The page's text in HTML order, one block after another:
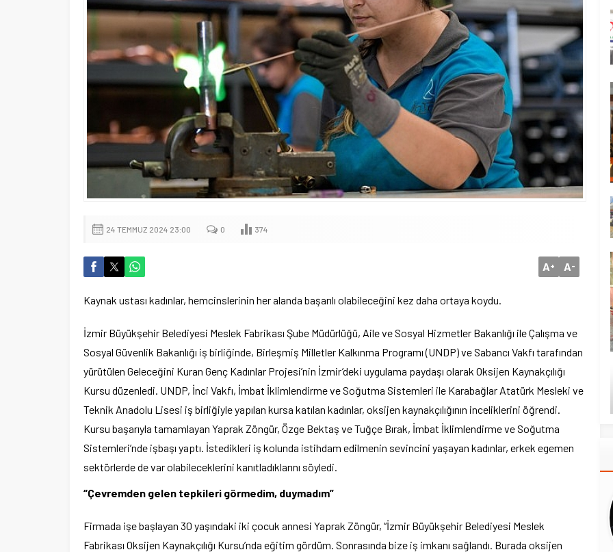
24 TEMMUZ 2024 23:00 0 374
A+ A-
Kaynak ustası kadınlar, hemcinslerinin her alanda başarılı olabileceğini kez daha ortaya koydu.
İzmir Büyükşehir Belediyesi Meslek Fabrikası Şube Müdürlüğü, Aile ve Sosyal Hizmetler Bakanlığı ile Çalışma ve
Sosyal Güvenlik Bakanlığı iş birliğinde, Birleşmiş Milletler Kalkınma Programı (UNDP) ve Sabancı Vakfı tarafından
yürütülen Geleceğini Kuran Genç Kadınlar Projesi’nin İzmir’deki uygulama paydaşı olarak Oksijen Kaynakçılığı
Kursu düzenledi. UNDP, İnci Vakfı, İmbat İklimlendirme ve Soğutma Sistemleri ile Karabağlar Atatürk Mesleki ve
Teknik Anadolu Lisesi iş birliğiyle yapılan kursa katılan kadınlar, oksijen kaynakçılığının inceliklerini öğrendi.
Kursu başarıyla tamamlayan Yaprak Zöngür, Özge Bektaş ve Tuğçe Bırak, İmbat İklimlendirme ve Soğutma
Sistemleri’nde işbaşı yaptı. İstedikleri iş kolunda istihdam edilmenin sevincini yaşayan kadınlar, erkek egemen
sektörlerde de var olabileceklerini kanıtladıklarını söyledi.
“Çevremden gelen tepkileri görmedim, duymadım”
Firmada işe başlayan 30 yaşındaki iki çocuk annesi Yaprak Zöngür, “İzmir Büyükşehir Belediyesi Meslek
Fabrikası Oksijen Kaynakçılığı Kursu’nda eğitim gördüm. Sonrasında bize iş imkanı sağlandı. Burada oksijen